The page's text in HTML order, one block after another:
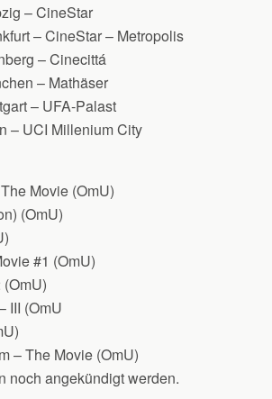
– CineStar
– CineStar – Metropolis
– Cinecittá
– Mathäser
– UFA-Palast
– UCI Millenium City
Movie (OmU)
(OmU)
#1 (OmU)
III (OmU
– The Movie (OmU)
noch angekündigt werden.